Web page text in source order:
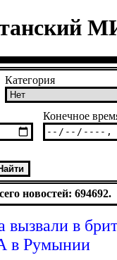
Категория
Конечное
новостей: 694692.
вызвали в
в Румынии